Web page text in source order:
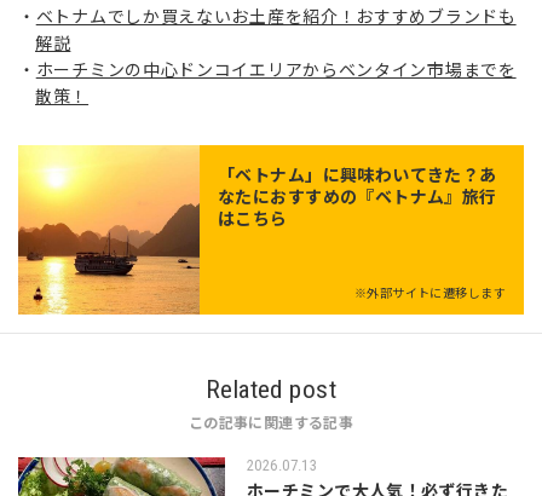
ベトナムでしか買えないお土産を紹介！おすすめブランドも
解説
ホーチミンの中心ドンコイエリアからベンタイン市場までを
散策！
「ベトナム 」に興味わいてきた？あ
なたにおすすめの『ベトナム』旅行
はこちら
※外部サイトに遷移します
Related post
この記事に関連する記事
2026.07.13
ホーチミンで大人気！必ず行きた